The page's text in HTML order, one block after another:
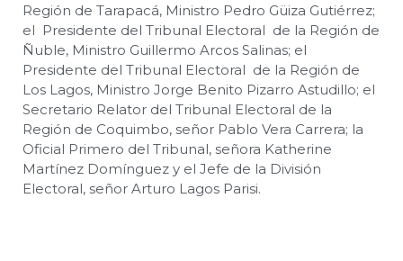
Región de Tarapacá, Ministro Pedro Güiza Gutiérrez;
el Presidente del Tribunal Electoral de la Región de
Ñuble, Ministro Guillermo Arcos Salinas; el
Presidente del Tribunal Electoral de la Región de
Los Lagos, Ministro Jorge Benito Pizarro Astudillo; el
Secretario Relator del Tribunal Electoral de la
Región de Coquimbo, señor Pablo Vera Carrera; la
Oficial Primero del Tribunal, señora Katherine
Martínez Domínguez y el Jefe de la División
Electoral, señor Arturo Lagos Parisi.